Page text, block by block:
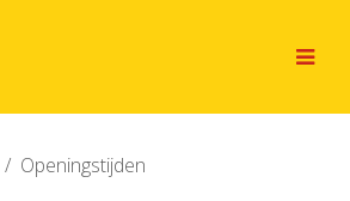
Openingstijden